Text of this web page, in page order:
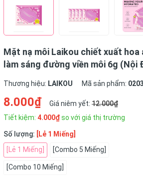
Mặt nạ môi Laikou chiết xuất hoa
làm sáng đường viền môi 6g (Nội
Thương hiệu: LAIKOU Mã sản phẩm:
8.000₫ Giá niêm yết: 12.000₫
Tiết kiệm: 4.000₫so với giá thị trường
Số lượng:
[Lẻ 1 Miếng]
[Lẻ 1 Miếng]
[Combo 5 Miếng]
[Combo 10 Miếng]